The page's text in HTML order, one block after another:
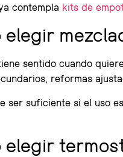
contempla kits de
elegir
sentido cuando
reformas
ser suficiente si el uso
elegir